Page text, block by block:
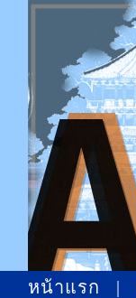
หน้าแรก |